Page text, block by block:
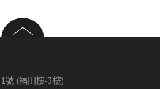
號 (福田樓-3樓)